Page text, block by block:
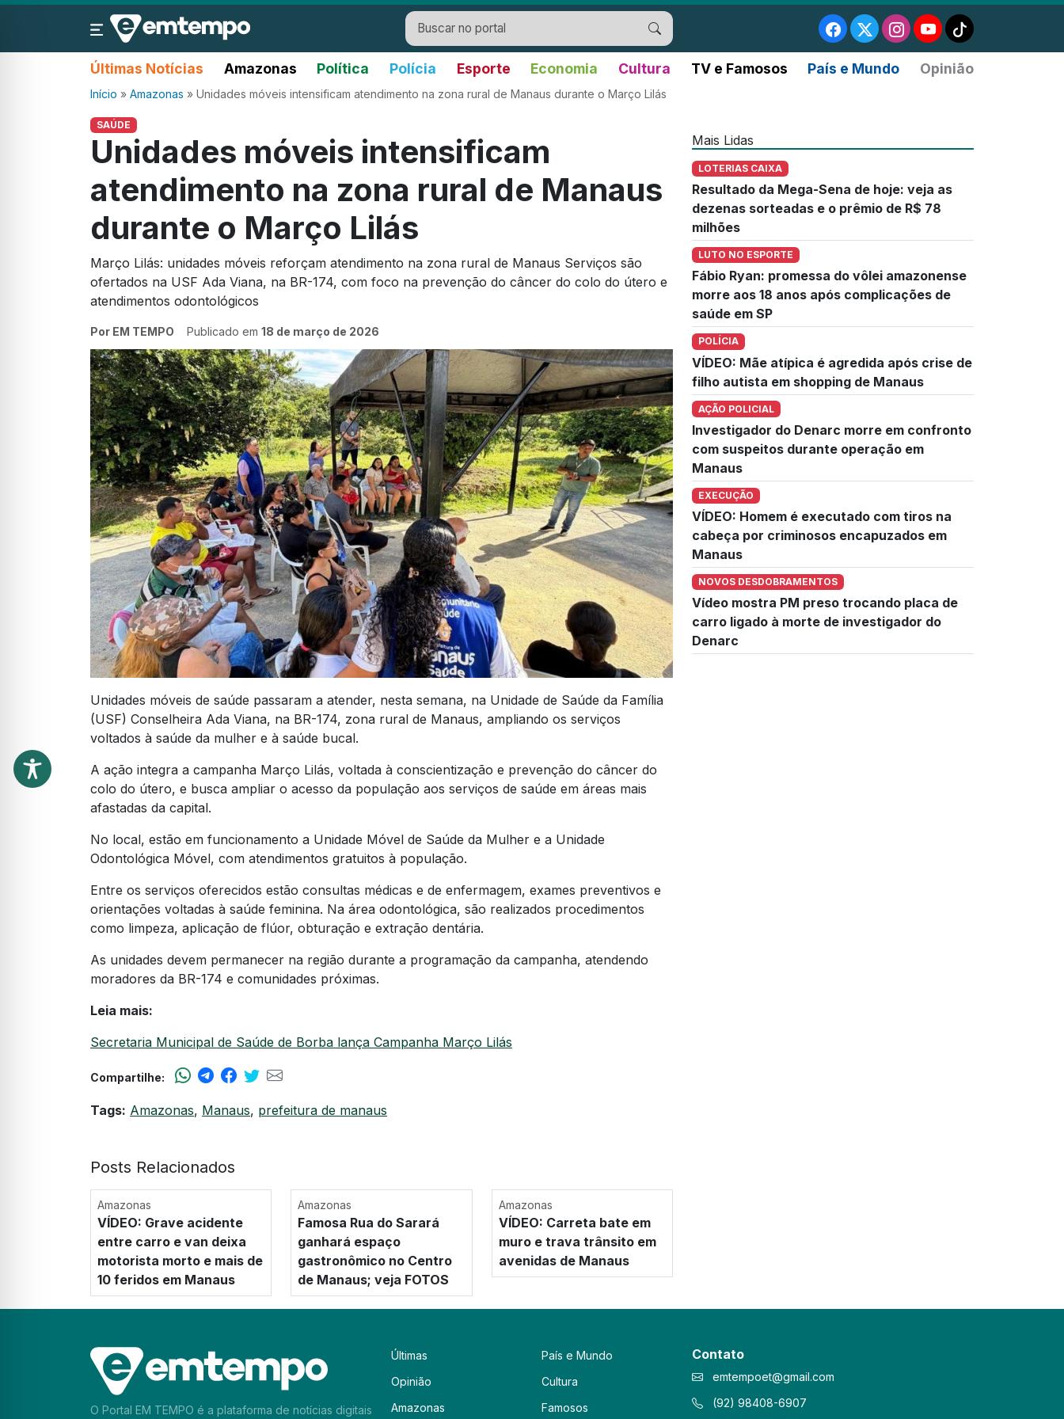
Últimas Notícias Amazonas Política Polícia Esporte Economia Cultura TV e Famosos País e Mundo Opinião
Início » Amazonas » Unidades móveis intensificam atendimento na zona rural de Manaus durante o Março Lilás
SAÚDE
Unidades móveis intensificam
atendimento na zona rural de Manaus
durante o Março Lilás
Março Lilás: unidades móveis reforçam atendimento na zona rural de Manaus Serviços são
ofertados na USF Ada Viana, na BR-174, com foco na prevenção do câncer do colo do útero e
atendimentos odontológicos
Por EM TEMPO Publicado em 18 de março de 2026
Unidades móveis de saúde passaram a atender, nesta semana, na Unidade de Saúde da Família
(USF) Conselheira Ada Viana, na BR-174, zona rural de Manaus, ampliando os serviços
voltados à saúde da mulher e à saúde bucal.
A ação integra a campanha Março Lilás, voltada à conscientização e prevenção do câncer do
colo do útero, e busca ampliar o acesso da população aos serviços de saúde em áreas mais
afastadas da capital.
No local, estão em funcionamento a Unidade Móvel de Saúde da Mulher e a Unidade
Odontológica Móvel, com atendimentos gratuitos à população.
Entre os serviços oferecidos estão consultas médicas e de enfermagem, exames preventivos e
orientações voltadas à saúde feminina. Na área odontológica, são realizados procedimentos
como limpeza, aplicação de flúor, obturação e extração dentária.
As unidades devem permanecer na região durante a programação da campanha, atendendo
moradores da BR-174 e comunidades próximas.
Leia mais:
Secretaria Municipal de Saúde de Borba lança Campanha Março Lilás
Compartilhe:
Tags: Amazonas, Manaus, prefeitura de manaus
Posts Relacionados
Amazonas
VÍDEO: Grave acidente
entre carro e van deixa
motorista morto e mais de
10 feridos em Manaus
Amazonas
Famosa Rua do Sarará
ganhará espaço
gastronômico no Centro
de Manaus; veja FOTOS
Amazonas
VÍDEO: Carreta bate em
muro e trava trânsito em
avenidas de Manaus
Mais Lidas
LOTERIAS CAIXA
Resultado da Mega-Sena de hoje: veja as
dezenas sorteadas e o prêmio de R$ 78
milhões
LUTO NO ESPORTE
Fábio Ryan: promessa do vôlei amazonense
morre aos 18 anos após complicações de
saúde em SP
POLÍCIA
VÍDEO: Mãe atípica é agredida após crise de
filho autista em shopping de Manaus
AÇÃO POLICIAL
Investigador do Denarc morre em confronto
com suspeitos durante operação em
Manaus
EXECUÇÃO
VÍDEO: Homem é executado com tiros na
cabeça por criminosos encapuzados em
Manaus
NOVOS DESDOBRAMENTOS
Vídeo mostra PM preso trocando placa de
carro ligado à morte de investigador do
Denarc
O Portal EM TEMPO é a plataforma de notícias digitais
Últimas
Opinião
Amazonas
País e Mundo
Cultura
Famosos
Contato
emtempoet@gmail.com
(92) 98408-6907